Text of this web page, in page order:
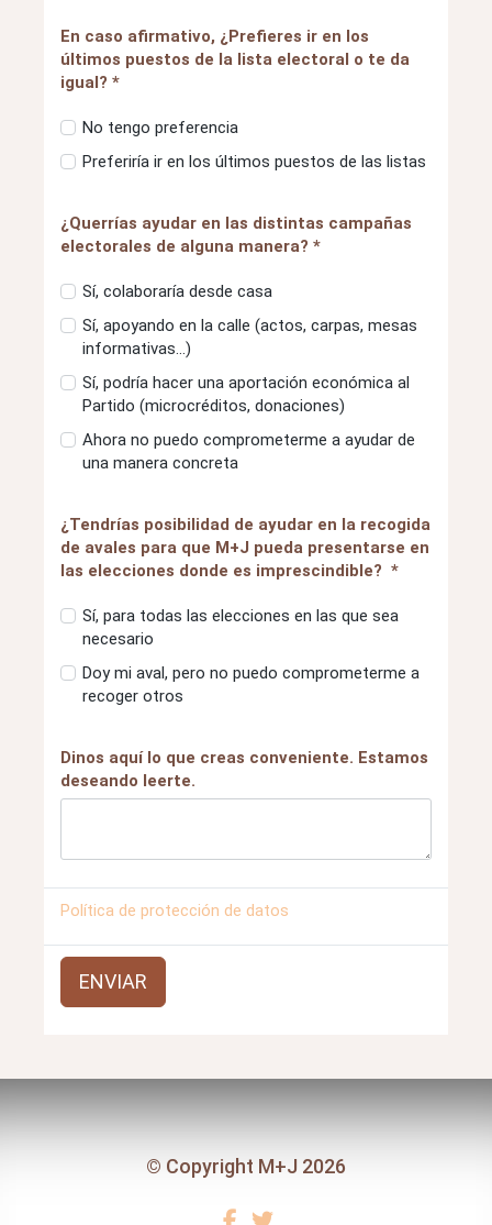
En caso afirmativo, ¿Prefieres ir en los
últimos puestos de la lista electoral o te da
igual? *
No tengo preferencia
Preferiría ir en los últimos puestos de las listas
¿Querrías ayudar en las distintas campañas
electorales de alguna manera? *
Sí, colaboraría desde casa
Sí, apoyando en la calle (actos, carpas, mesas
informativas…)
Sí, podría hacer una aportación económica al
Partido (microcréditos, donaciones)
Ahora no puedo comprometerme a ayudar de
una manera concreta
¿Tendrías posibilidad de ayudar en la recogida
de avales para que M+J pueda presentarse en
las elecciones donde es imprescindible? *
Sí, para todas las elecciones en las que sea
necesario
Doy mi aval, pero no puedo comprometerme a
recoger otros
Dinos aquí lo que creas conveniente. Estamos
deseando leerte.
Política de protección de datos
ENVIAR
© Copyright M+J 2026